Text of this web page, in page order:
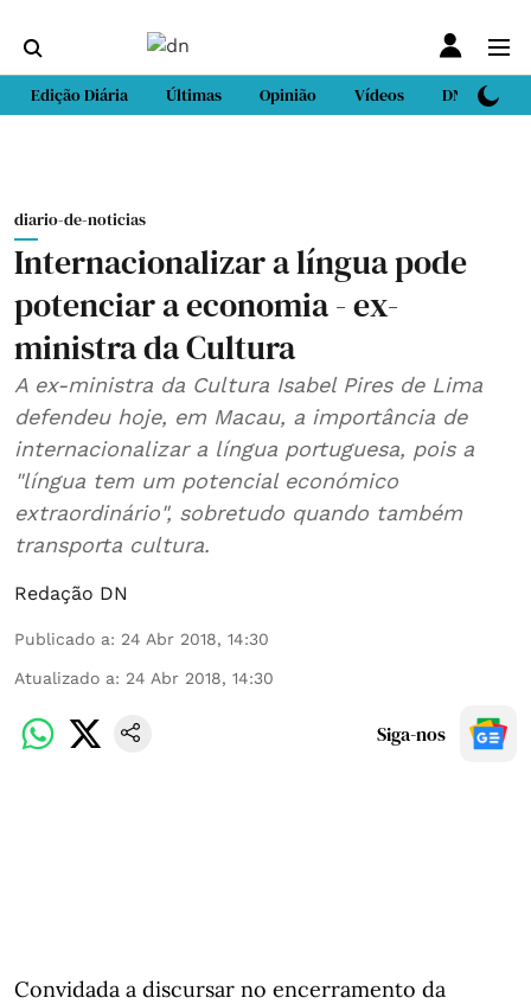
Edição Diária Últimas Opinião Vídeos DN Sport
diario-de-noticias
Internacionalizar a língua pode
potenciar a economia - ex-
ministra da Cultura
A ex-ministra da Cultura Isabel Pires de Lima
defendeu hoje, em Macau, a importância de
internacionalizar a língua portuguesa, pois a
"língua tem um potencial económico
extraordinário", sobretudo quando também
transporta cultura.
Redação DN
Publicado a: 24 Abr 2018, 14:30
Atualizado a: 24 Abr 2018, 14:30
Siga-nos
Convidada a discursar no encerramento da